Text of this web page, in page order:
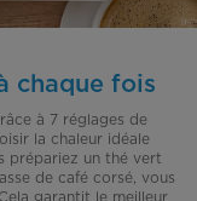
chaque fois
à 7 réglages de
la chaleur idéale
prépariez un thé vert
de café corsé, vous
garantit le meilleur